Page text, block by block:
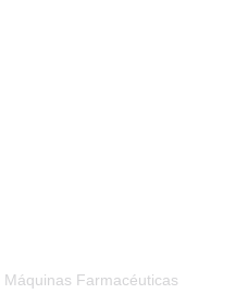
Máquinas Farmacéuticas